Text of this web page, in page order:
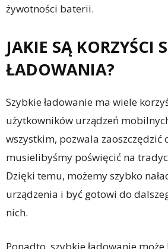
żywotności baterii.
JAKIE SĄ KORZYŚCI
ŁADOWANIA?
Szybkie ładowanie ma wiele
użytkowników urządzeń
wszystkim, pozwala zaoszczędzić
musielibyśmy poświęcić na
Dzięki temu, możemy szybko
urządzenia i być gotowi do
nich.